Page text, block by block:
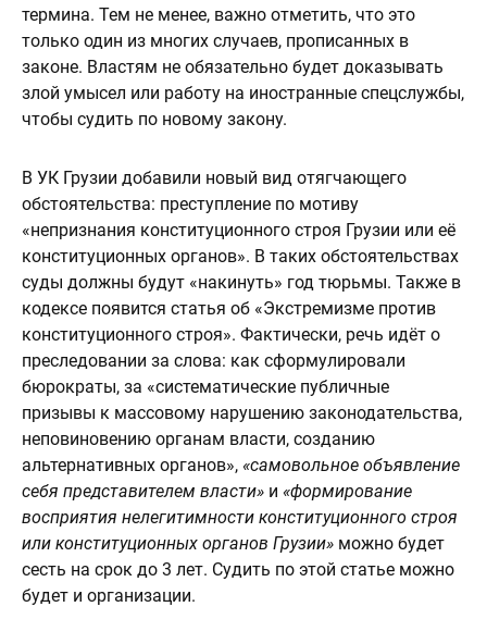
термина. Тем не менее, важно отметить, что это
только один из многих случаев, прописанных в
законе. Властям не обязательно будет доказывать
злой умысел или работу на иностранные спецслужбы,
чтобы судить по новому закону.
В УК Грузии добавили новый вид отягчающего
обстоятельства: преступление по мотиву
«непризнания конституционного строя Грузии или её
конституционных органов». В таких обстоятельствах
суды должны будут «накинуть» год тюрьмы. Также в
кодексе появится статья об «Экстремизме против
конституционного строя». Фактически, речь идёт о
преследовании за слова: как сформулировали
бюрократы, за «систематические публичные
призывы к массовому нарушению законодательства,
неповиновению органам власти, созданию
альтернативных органов», «самовольное объявление
себя представителем власти» и «формирование
восприятия нелегитимности конституционного строя
или конституционных органов Грузии» можно будет
сесть на срок до 3 лет. Судить по этой статье можно
будет и организации.